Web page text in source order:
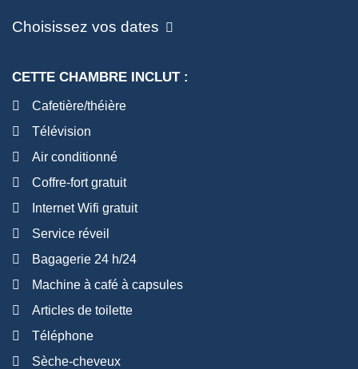
Choisissez vos dates
CETTE CHAMBRE INCLUT :
Cafetière/théière
Télévision
Air conditionné
Coffre-fort gratuit
Internet Wifi gratuit
Service réveil
Bagagerie 24 h/24
Machine à café à capsules
Articles de toilette
Téléphone
Sèche-cheveux